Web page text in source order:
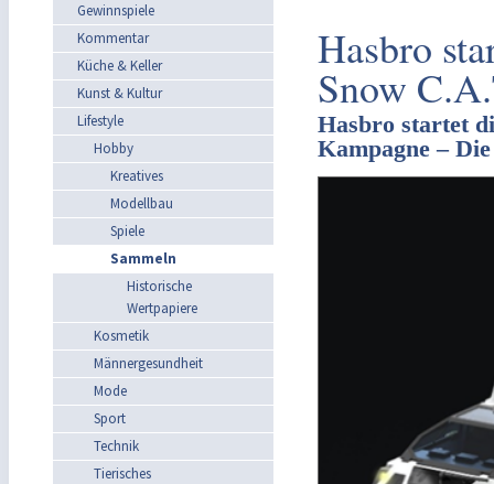
Gewinnspiele
Kommentar
Küche & Keller
Kunst & Kultur
Lifestyle
Hobby
Kreatives
Modellbau
Spiele
Sammeln
Historische
Wertpapiere
Kosmetik
Männergesundheit
Mode
Sport
Technik
Tierisches
Hasbro
Snow
Hasbro startet
Kampagne –